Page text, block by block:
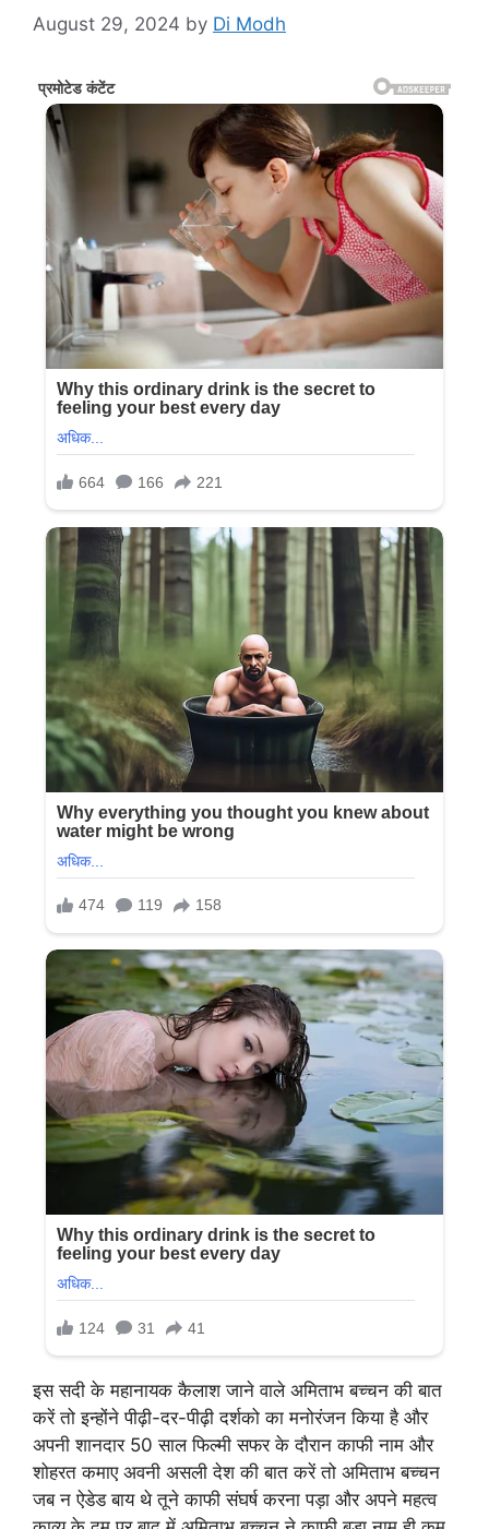
August 29, 2024 by Di Modh
इस सदी के महानायक कैलाश जाने वाले अमिताभ बच्चन की बात
करें तो इन्होंने पीढ़ी-दर-पीढ़ी दर्शको का मनोरंजन किया है और
अपनी शानदार 50 साल फिल्मी सफर के दौरान काफी नाम और
शोहरत कमाए अवनी असली देश की बात करें तो अमिताभ बच्चन
जब न ऐडेड बाय थे तूने काफी संघर्ष करना पड़ा और अपने महत्व